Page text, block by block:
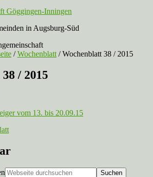
Göggingen-Inningen
in Augsburg-Süd
/ Wochenblatt /Wochenblatt 38 / 2015
/ 2015
vom 13. bis 20.09.15